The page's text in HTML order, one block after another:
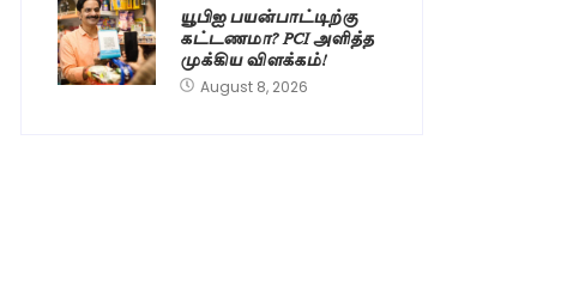
யூபிஐ பயன்பாட்டிற்கு
கட்டணமா? PCI அளித்த
முக்கிய விளக்கம்!
August 8, 2026